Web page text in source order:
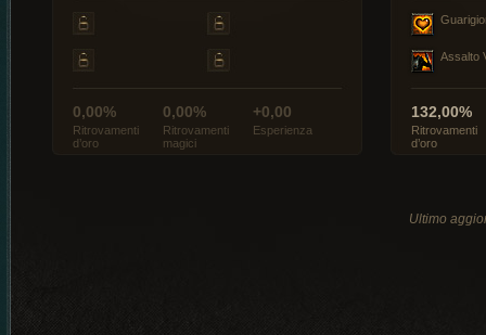
0,00%
Ritrovamenti
d’oro
0,00%
Ritrovamenti
magici
+0,00
Esperienza
Assalto
132,00%
Ritrovamenti
d’oro
Ultimo